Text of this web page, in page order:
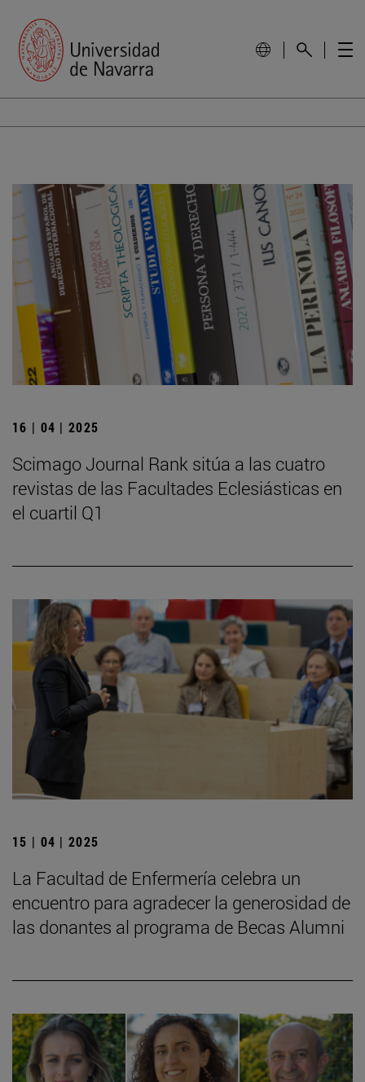
16 | 04 | 2025
Scimago Journal Rank sitúa a las cuatro
revistas de las Facultades Eclesiásticas en
el cuartil Q1
15 | 04 | 2025
La Facultad de Enfermería celebra un
encuentro para agradecer la generosidad de
las donantes al programa de Becas Alumni